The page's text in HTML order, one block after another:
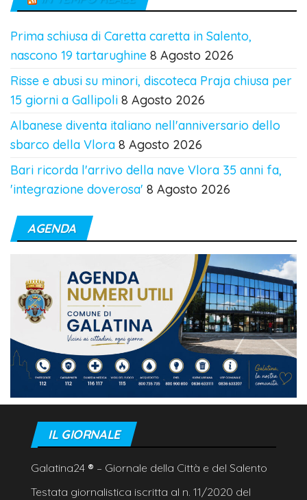
Prima schiusa di Caretta caretta in Salento,
nascono 19 tartarughine 8 Agosto 2026
Risse e abusi su minori, discoteca Praja chiusa per
15 giorni a Gallipoli 8 Agosto 2026
Albanese diventa italiano nell'anniversario dello
sbarco della Vlora 8 Agosto 2026
Bari ricorda l'arrivo della nave Vlora 35 anni fa,
'integrazione doverosa' 8 Agosto 2026
AGENDA
IL GIORNALE
Galatina24 ® – Giornale della Città e del Salento
Testata giornalistica iscritta al n. 11/2020 del